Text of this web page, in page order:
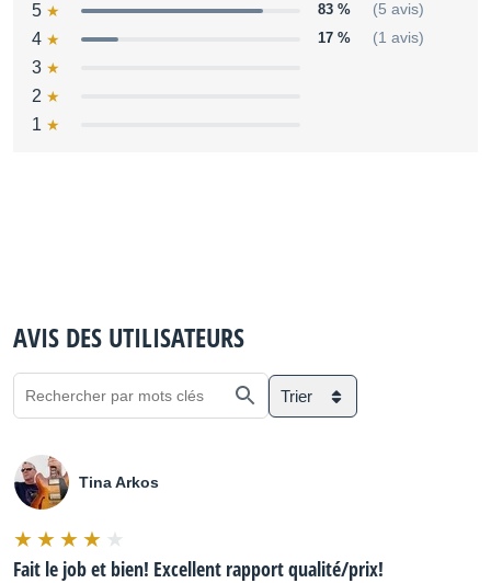
5 83 % (5 avis)
4 17 % (1 avis)
3
2
1
AVIS DES UTILISATEURS
Trier
Tina Arkos
Fait le job et bien! Excellent rapport qualité/prix!